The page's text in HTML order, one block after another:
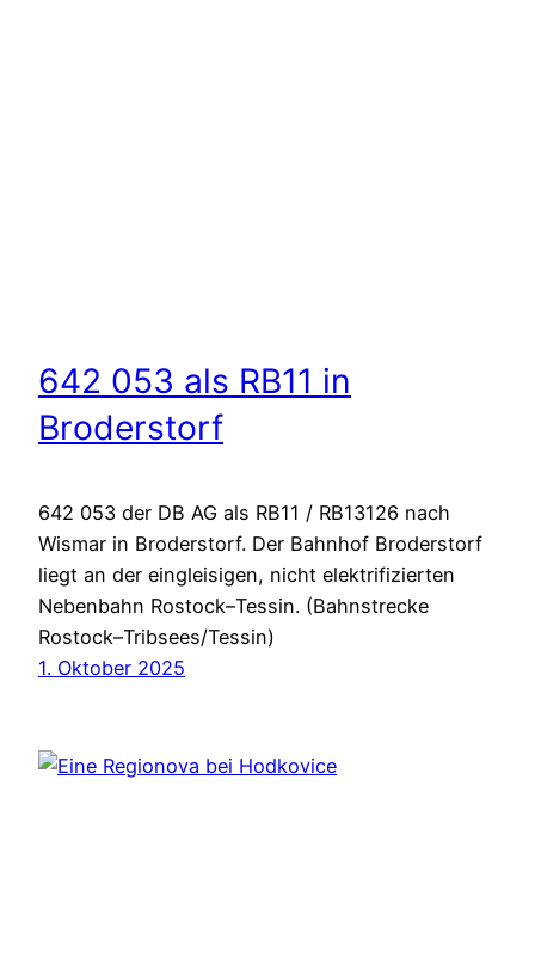
642 053 als RB11 in
Broderstorf
642 053 der DB AG als RB11 / RB13126 nach
Wismar in Broderstorf. Der Bahnhof Broderstorf
liegt an der eingleisigen, nicht elektrifizierten
Nebenbahn Rostock–Tessin. (Bahnstrecke
Rostock–Tribsees/Tessin)
1. Oktober 2025